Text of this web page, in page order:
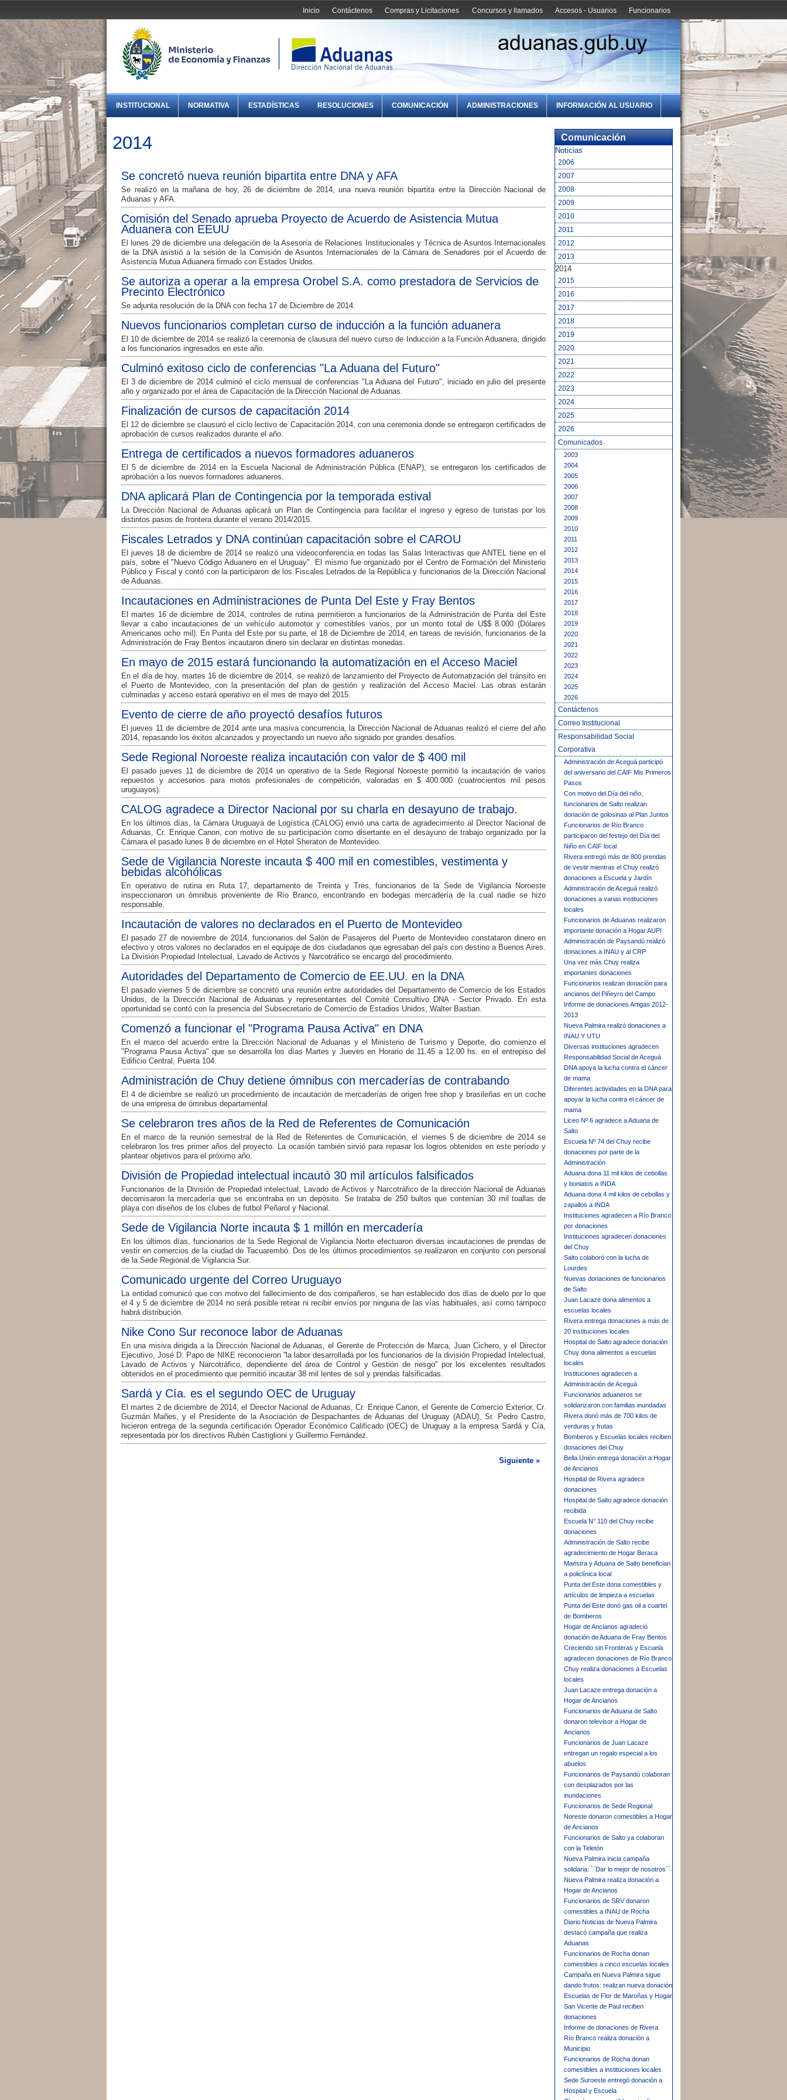
Funcionarios
Accesos - Usuarios
Concursos y llamados
Compras y Licitaciones
Contáctenos
Inicio
INSTITUCIONAL NORMATIVA ESTADÍSTICAS RESOLUCIONES COMUNICACIÓN ADMINISTRACIONES INFORMACIÓN AL USUARIO
2014
Se concretó nueva reunión bipartita entre DNA y AFA
Se realizó en la mañana de hoy, 26 de diciembre de 2014, una nueva reunión bipartita entre la Dirección Nacional de
Aduanas y AFA.
Comisión del Senado aprueba Proyecto de Acuerdo de Asistencia Mutua
Aduanera con EEUU
El lunes 29 de diciembre una delegación de la Asesoría de Relaciones Institucionales y Técnica de Asuntos Internacionales
de la DNA asistió a la sesión de la Comisión de Asuntos Internacionales de la Cámara de Senadores por el Acuerdo de
Asistencia Mutua Aduanera firmado con Estados Unidos.
Se autoriza a operar a la empresa Orobel S.A. como prestadora de Servicios de
Precinto Electrónico
Se adjunta resolución de la DNA con fecha 17 de Diciembre de 2014.
Nuevos funcionarios completan curso de inducción a la función aduanera
El 10 de diciembre de 2014 se realizó la ceremonia de clausura del nuevo curso de Inducción a la Función Aduanera, dirigido
a los funcionarios ingresados en este año.
Culminó exitoso ciclo de conferencias "La Aduana del Futuro"
El 3 de diciembre de 2014 culminó el ciclo mensual de conferencias "La Aduana del Futuro", iniciado en julio del presente
año y organizado por el área de Capacitación de la Dirección Nacional de Aduanas.
Finalización de cursos de capacitación 2014
El 12 de diciembre se clausuró el ciclo lectivo de Capacitación 2014, con una ceremonia donde se entregaron certificados de
aprobación de cursos realizados durante el año.
Entrega de certificados a nuevos formadores aduaneros
El 5 de diciembre de 2014 en la Escuela Nacional de Administración Pública (ENAP), se entregaron los certificados de
aprobación a los nuevos formadores aduaneros.
DNA aplicará Plan de Contingencia por la temporada estival
La Dirección Nacional de Aduanas aplicará un Plan de Contingencia para facilitar el ingreso y egreso de turistas por los
distintos pasos de frontera durante el verano 2014/2015.
Fiscales Letrados y DNA continúan capacitación sobre el CAROU
El jueves 18 de diciembre de 2014 se realizó una videoconferencia en todas las Salas Interactivas que ANTEL tiene en el
país, sobre el "Nuevo Código Aduanero en el Uruguay". El mismo fue organizado por el Centro de Formación del Ministerio
Público y Fiscal y contó con la participaron de los Fiscales Letrados de la República y funcionarios de la Dirección Nacional
de Aduanas.
Incautaciones en Administraciones de Punta Del Este y Fray Bentos
El martes 16 de diciembre de 2014, controles de rutina permitieron a funcionarios de la Administración de Punta del Este
llevar a cabo incautaciones de un vehículo automotor y comestibles varios, por un monto total de U$$ 8.000 (Dólares
Americanos ocho mil). En Punta del Este por su parte, el 18 de Diciembre de 2014, en tareas de revisión, funcionarios de la
Administración de Fray Bentos incautaron dinero sin declarar en distintas monedas.
En mayo de 2015 estará funcionando la automatización en el Acceso Maciel
En el día de hoy, martes 16 de diciembre de 2014, se realizó de lanzamiento del Proyecto de Automatización del tránsito en
el Puerto de Montevideo, con la presentación del plan de gestión y realización del Acceso Maciel. Las obras estarán
culminadas y acceso estará operativo en el mes de mayo del 2015.
Evento de cierre de año proyectó desafíos futuros
El jueves 11 de diciembre de 2014 ante una masiva concurrencia, la Dirección Nacional de Aduanas realizó el cierre del año
2014, repasando los éxitos alcanzados y proyectando un nuevo año signado por grandes desafíos.
Sede Regional Noroeste realiza incautación con valor de $ 400 mil
El pasado jueves 11 de diciembre de 2014 un operativo de la Sede Regional Noroeste permitió la incautación de varios
repuestos y accesorios para motos profesionales de competición, valoradas en $ 400.000 (cuatrocientos mil pesos
uruguayos).
CALOG agradece a Director Nacional por su charla en desayuno de trabajo.
En los últimos días, la Cámara Uruguaya de Logística (CALOG) envió una carta de agradecimiento al Director Nacional de
Aduanas, Cr. Enrique Canon, con motivo de su participación como disertante en el desayuno de trabajo organizado por la
Cámara el pasado lunes 8 de diciembre en el Hotel Sheraton de Montevideo.
Sede de Vigilancia Noreste incauta $ 400 mil en comestibles, vestimenta y
bebidas alcohólicas
En operativo de rutina en Ruta 17, departamento de Treinta y Tres, funcionarios de la Sede de Vigilancia Noroeste
inspeccionaron un ómnibus proveniente de Río Branco, encontrando en bodegas mercadería de la cual nadie se hizo
responsable.
Incautación de valores no declarados en el Puerto de Montevideo
El pasado 27 de noviembre de 2014, funcionarios del Salón de Pasajeros del Puerto de Montevideo constataron dinero en
efectivo y otros valores no declarados en el equipaje de dos ciudadanos que egresaban del país con destino a Buenos Aires.
La División Propiedad Intelectual, Lavado de Activos y Narcotráfico se encargó del procedimiento.
Autoridades del Departamento de Comercio de EE.UU. en la DNA
El pasado viernes 5 de diciembre se concretó una reunión entre autoridades del Departamento de Comercio de los Estados
Unidos, de la Dirección Nacional de Aduanas y representantes del Comité Consultivo DNA - Sector Privado. En esta
oportunidad se contó con la presencia del Subsecretario de Comercio de Estadios Unidos, Walter Bastian.
Comenzó a funcionar el "Programa Pausa Activa" en DNA
En el marco del acuerdo entre la Dirección Nacional de Aduanas y el Ministerio de Turismo y Deporte, dio comienzo el
"Programa Pausa Activa" que se desarrolla los días Martes y Jueves en Horario de 11.45 a 12.00 hs. en el entrepiso del
Edificio Central, Puerta 104.
Administración de Chuy detiene ómnibus con mercaderías de contrabando
El 4 de diciembre se realizó un procedimiento de incautación de mercaderías de origen free shop y brasileñas en un coche
de una empresa de ómnibus departamental.
Se celebraron tres años de la Red de Referentes de Comunicación
En el marco de la reunión semestral de la Red de Referentes de Comunicación, el viernes 5 de diciembre de 2014 se
celebraron los tres primer años del proyecto. La ocasión también sirvió para repasar los logros obtenidos en este período y
plantear objetivos para el próximo año.
División de Propiedad intelectual incautó 30 mil artículos falsificados
Funcionarios de la División de Propiedad intelectual, Lavado de Activos y Narcotráfico de la dirección Nacional de Aduanas
decomisaron la mercadería que se encontraba en un depósito. Se trataba de 250 bultos que contenían 30 mil toallas de
playa con diseños de los clubes de futbol Peñarol y Nacional.
Sede de Vigilancia Norte incauta $ 1 millón en mercadería
En los últimos días, funcionarios de la Sede Regional de Vigilancia Norte efectuaron diversas incautaciones de prendas de
vestir en comercios de la ciudad de Tacuarembó. Dos de los últimos procedimientos se realizaron en conjunto con personal
de la Sede Regional de Vigilancia Sur.
Comunicado urgente del Correo Uruguayo
La entidad comunicó que con motivo del fallecimiento de dos compañeros, se han establecido dos días de duelo por lo que
el 4 y 5 de diciembre de 2014 no será posible retirar ni recibir envíos por ninguna de las vías habituales, así como tampoco
habrá distribución.
Nike Cono Sur reconoce labor de Aduanas
En una misiva dirigida a la Dirección Nacional de Aduanas, el Gerente de Protección de Marca, Juan Cichero, y el Director
Ejecutivo, José D. Papo de NIKE reconocieron ''la labor desarrollada por los funcionarios de la división Propiedad Intelectual,
Lavado de Activos y Narcotráfico, dependiente del área de Control y Gestión de riesgo'' por los excelentes resultados
obtenidos en el procedimiento que permitió incautar 38 mil lentes de sol y prendas falsificadas.
Sardá y Cía. es el segundo OEC de Uruguay
El martes 2 de diciembre de 2014, el Director Nacional de Aduanas, Cr. Enrique Canon, el Gerente de Comercio Exterior, Cr.
Guzmán Mañes, y el Presidente de la Asociación de Despachantes de Aduanas del Uruguay (ADAU), Sr. Pedro Castro,
hicieron entrega de la segunda certificación Operador Económico Calificado (OEC) de Uruguay a la empresa Sardá y Cía,
representada por los directivos Rubén Castiglioni y Guillermo Fernández.
Siguiente »
Comunicación
Noticias
2006
2007
2008
2009
2010
2011
2012
2013
2014
2015
2016
2017
2018
2019
2020
2021
2022
2023
2024
2025
2026
Comunicados
2003
2004
2005
2006
2007
2008
2009
2010
2011
2012
2013
2014
2015
2016
2017
2018
2019
2020
2021
2022
2023
2024
2025
2026
Contáctenos
Correo Institucional
Responsabilidad Social
Corporativa
Administración de Aceguá participó
del aniversario del CAIF Mis Primeros
Pasos
Con motivo del Día del niño,
funcionarios de Salto realizan
donación de golosinas al Plan Juntos
Funcionarios de Río Branco
participaron del festejo del Día del
Niño en CAIF local
Rivera entregó más de 800 prendas
de vestir mientras el Chuy realizó
donaciones a Escuela y Jardín
Administración de Aceguá realizó
donaciones a varias instituciones
locales
Funcionarios de Aduanas realizaron
importante donación a Hogar AUPI
Administración de Paysandú realizó
donaciones a INAU y al CRP
Una vez más Chuy realiza
importantes donaciones
Funcionarios realizan donación para
ancianos del Piñeyro del Campo
Informe de donaciones Artigas 2012-
2013
Nueva Palmira realizó donaciones a
INAU Y UTU
Diversas instituciones agradecen
Responsabilidad Social de Aceguá
DNA apoya la lucha contra el cáncer
de mama
Diferentes actividades en la DNA para
apoyar la lucha contra el cáncer de
mama
Liceo Nº 6 agradece a Aduana de
Salto
Escuela Nº 74 del Chuy recibe
donaciones por parte de la
Administración
Aduana dona 11 mil kilos de cebollas
y boniatos a INDA
Aduana dona 4 mil kilos de cebollas y
zapallos a INDA
Instituciones agradecen a Río Branco
por donaciones
Instituciones agradecen donaciones
del Chuy
Salto colaboró con la lucha de
Lourdes
Nuevas donaciones de funcionarios
de Salto
Juan Lacaze dona alimentos a
escuelas locales
Rivera entrega donaciones a más de
20 instituciones locales
Hospital de Salto agradece donación
Chuy dona alimentos a escuelas
locales
Instituciones agradecen a
Administración de Aceguá
Funcionarios aduaneros se
solidarizaron con familias inundadas
Rivera donó más de 700 kilos de
verduras y frutas
Bomberos y Escuelas locales reciben
donaciones del Chuy
Bella Unión entrega donación a Hogar
de Ancianos
Hospital de Rivera agradece
donaciones
Hospital de Salto agradece donación
recibida
Escuela N° 110 del Chuy recibe
donaciones
Administración de Salto recibe
agradecimiento de Hogar Beraca
Maestra y Aduana de Salto benefician
a policlínica local
Punta del Este dona comestibles y
artículos de limpieza a escuelas
Punta del Este donó gas oil a cuartel
de Bomberos
Hogar de Ancianos agradeció
donación de Aduana de Fray Bentos
Creciendo sin Fronteras y Escuela
agradecen donaciones de Río Branco
Chuy realiza donaciones a Escuelas
locales
Juan Lacaze entrega donación a
Hogar de Ancianos
Funcionarios de Aduana de Salto
donaron televisor a Hogar de
Ancianos
Funcionarios de Juan Lacaze
entregan un regalo especial a los
abuelos
Funcionarios de Paysandú colaboran
con desplazados por las
inundaciones
Funcionarios de Sede Regional
Noreste donaron comestibles a Hogar
de Ancianos
Funcionarios de Salto ya colaboran
con la Teletón
Nueva Palmira inicia campaña
solidaria: ``Dar lo mejor de nosotros´´
Nueva Palmira realiza donación a
Hogar de Ancianos
Funcionarios de SRV donaron
comestibles a INAU de Rocha
Diario Noticias de Nueva Palmira
destacó campaña que realiza
Aduanas
Funcionarios de Rocha donan
comestibles a cinco escuelas locales
Campaña en Nueva Palmira sigue
dando frutos: realizan nueva donación
Escuelas de Flor de Maroñas y Hogar
San Vicente de Paul reciben
donaciones
Informe de donaciones de Rivera
Río Branco realiza donación a
Municipio
Funcionarios de Rocha donan
comestibles a instituciones locales
Sede Suroeste entregó donación a
Hospital y Escuela